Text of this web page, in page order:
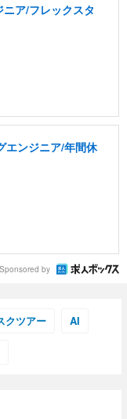
ア/フレックスタ
エンジニア/年間休
Sponsored by
クツアー AI